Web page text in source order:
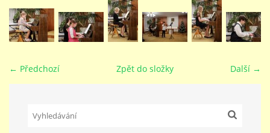
KURZY
PŘÍMĚSTSKÝ TÁBOR
MISS VÝTVARNÝ MODEL
← Předchozí Další →
Zpět do složky